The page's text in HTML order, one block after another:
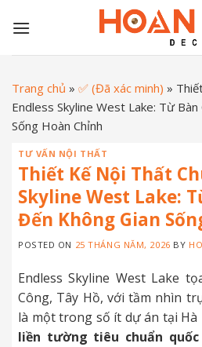
Trang chủ » ✅ (Đã xác minh) »
Endless Skyline West Lake: Từ
Sống Hoàn Chỉnh
TƯ VẤN NỘI THẤT
Thiết Kế Nội Thất
Skyline West Lake:
Đến Không Gian
POSTED ON 25 THÁNG NĂM, 2026 BY
Endless Skyline West Lake
Công, Tây Hồ, với tầm nhìn
là một trong số ít dự án tại Hà
liền tường tiêu chuẩn